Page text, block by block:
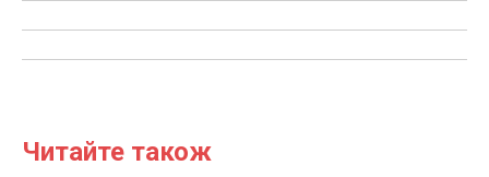
Читайте також